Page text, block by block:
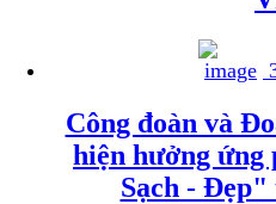
Công đoàn và
hiện hưởng
Sạch -